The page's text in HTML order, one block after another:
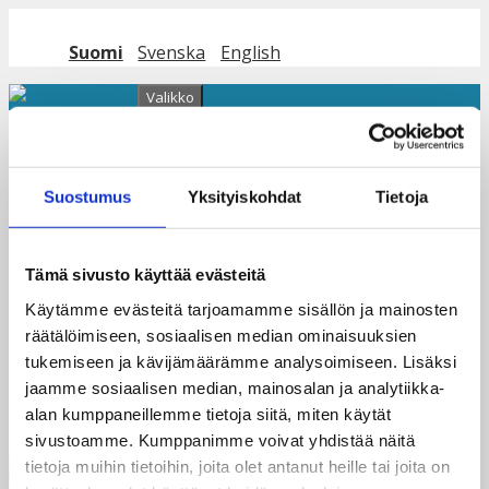
Suostumus Yksityiskohdat Tietoja
Tämä sivusto käyttää evästeitä
Käytämme evästeitä tarjoamamme sisällön ja mainosten
räätälöimiseen, sosiaalisen median ominaisuuksien
tukemiseen ja kävijämäärämme analysoimiseen. Lisäksi
jaamme sosiaalisen median, mainosalan ja analytiikka-
alan kumppaneillemme tietoja siitä, miten käytät
sivustoamme. Kumppanimme voivat yhdistää näitä
tietoja muihin tietoihin, joita olet antanut heille tai joita on
Suomi
Svenska English
Valikko
Lukuralli_df_image
Jätä kommentti
Sinun täytyykirjautua sisäänkommentoidaksesi.